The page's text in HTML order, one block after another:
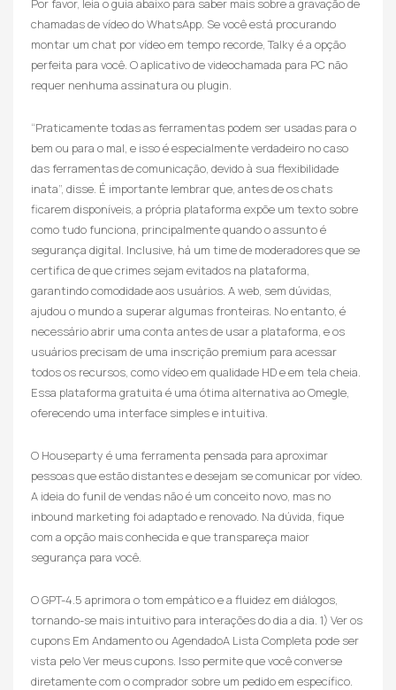
Por favor, leia o guia abaixo para saber mais sobre a gravação de
chamadas de vídeo do WhatsApp. Se você está procurando
montar um chat por vídeo em tempo recorde, Talky é a opção
perfeita para você. O aplicativo de videochamada para PC não
requer nenhuma assinatura ou plugin.
“Praticamente todas as ferramentas podem ser usadas para o
bem ou para o mal, e isso é especialmente verdadeiro no caso
das ferramentas de comunicação, devido à sua flexibilidade
inata”, disse. É importante lembrar que, antes de os chats
ficarem disponíveis, a própria plataforma expõe um texto sobre
como tudo funciona, principalmente quando o assunto é
segurança digital. Inclusive, há um time de moderadores que se
certifica de que crimes sejam evitados na plataforma,
garantindo comodidade aos usuários. A web, sem dúvidas,
ajudou o mundo a superar algumas fronteiras. No entanto, é
necessário abrir uma conta antes de usar a plataforma, e os
usuários precisam de uma inscrição premium para acessar
todos os recursos, como vídeo em qualidade HD e em tela cheia.
Essa plataforma gratuita é uma ótima alternativa ao Omegle,
oferecendo uma interface simples e intuitiva.
O Houseparty é uma ferramenta pensada para aproximar
pessoas que estão distantes e desejam se comunicar por vídeo.
A ideia do funil de vendas não é um conceito novo, mas no
inbound marketing foi adaptado e renovado. Na dúvida, fique
com a opção mais conhecida e que transpareça maior
segurança para você.
O GPT-4.5 aprimora o tom empático e a fluidez em diálogos,
tornando-se mais intuitivo para interações do dia a dia. 1) Ver os
cupons Em Andamento ou AgendadoA Lista Completa pode ser
vista pelo Ver meus cupons. Isso permite que você converse
diretamente com o comprador sobre um pedido em específico.